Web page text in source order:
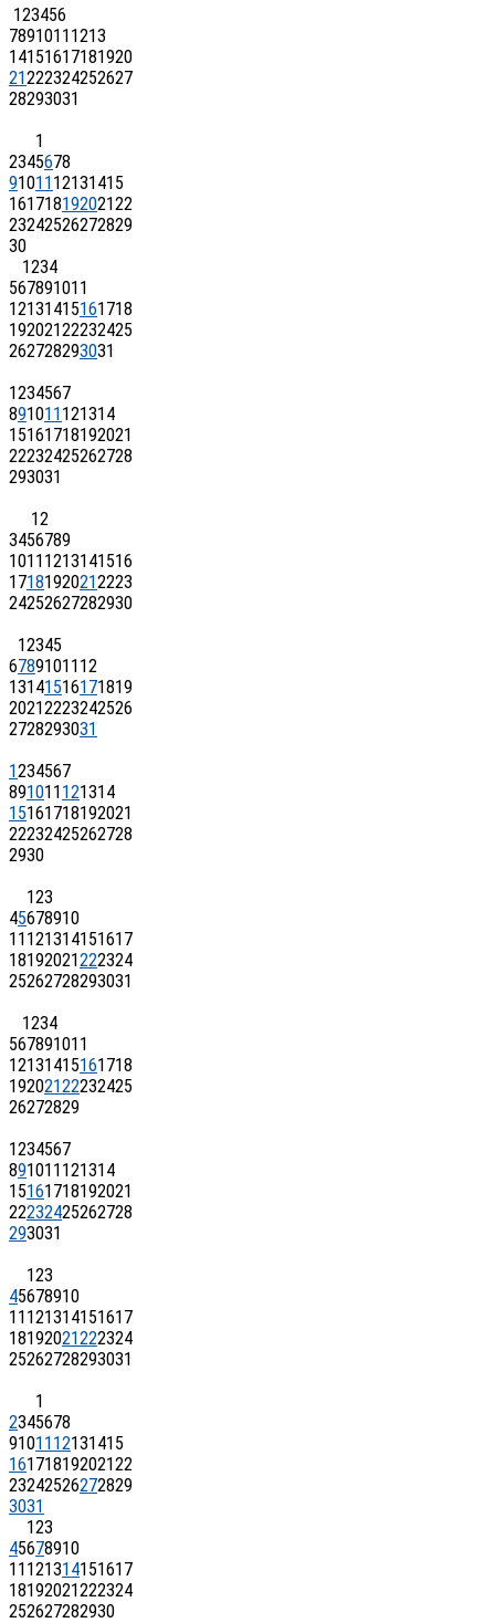
123456
78910111213
14151617181920
21222324252627
28293031
1
2345678
9101112131415
16171819202122
23242526272829
30
1234
567891011
12131415161718
19202122232425
262728293031
1234567
891011121314
15161718192021
22232425262728
293031
12
3456789
10111213141516
17181920212223
24252627282930
12345
6789101112
13141516171819
20212223242526
2728293031
1234567
891011121314
15161718192021
22232425262728
2930
123
45678910
11121314151617
18192021222324
25262728293031
1234
567891011
12131415161718
19202122232425
26272829
1234567
891011121314
15161718192021
22232425262728
293031
123
45678910
11121314151617
18192021222324
25262728293031
1
2345678
9101112131415
16171819202122
23242526272829
3031
123
45678910
11121314151617
18192021222324
252627282930